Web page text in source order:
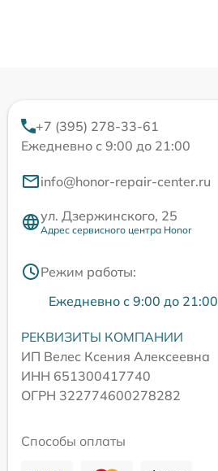
+7 (395) 278-33-61
Ежедневно с 9:00 до 21:00
info@honor-repair-center.ru
ул. Дзержинского, 25
Адрес сервисного центра Honor
Режим работы:
Ежедневно с 9:00 до 21:00
РЕКВИЗИТЫ КОМПАНИИ
ИП Велес Ксения Алексеевна
ИНН 651300417740
ОГРН 322774600278282
Способы оплаты